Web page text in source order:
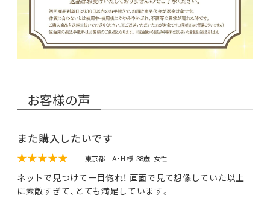
お客様の声
また購入したいです
★★★★★
東京都 A・H 様 38歳 女性
ネットで見つけて一目惚れ！ 画面で見て想像していた以上
に素敵すぎて、とても満足しています。